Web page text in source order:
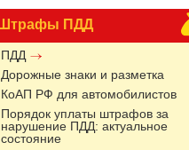
Штрафы ПДД
ПДД
Дорожные знаки и разметка
КоАП РФ для автомобилистов
Порядок уплаты штрафов за
нарушение ПДД: актуальное
состояние